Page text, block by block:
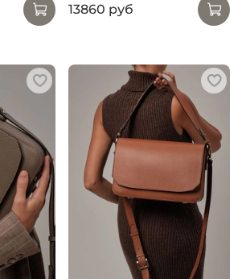
13860 руб